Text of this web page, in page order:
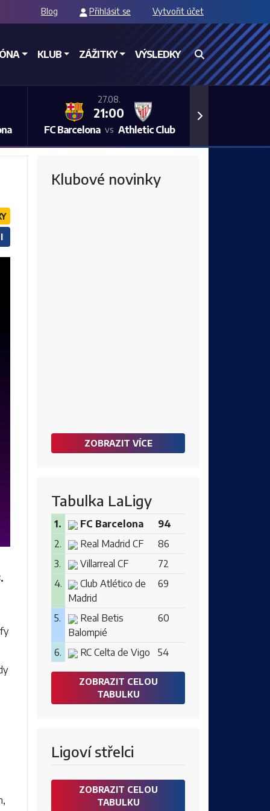
Blog Přihlásit se Vytvořit účet
KLUB ZÁŽITKY VÝSLEDKY
27.08.
21:00
FC Barcelona vs Athletic Club
Next
,
Klubové novinky
ZOBRAZIT VÍCE
Tabulka LaLigy
1. FC Barcelona
94
2.
Real Madrid CF
86
3.
Villarreal CF
72
4.
Club Atlético de
Madrid
69
5.
Real Betis
Balompié
60
6. RC Celta de Vigo 54
ZOBRAZIT CELOU
TABULKU
Ligoví střelci
ZOBRAZIT CELOU
TABULKU